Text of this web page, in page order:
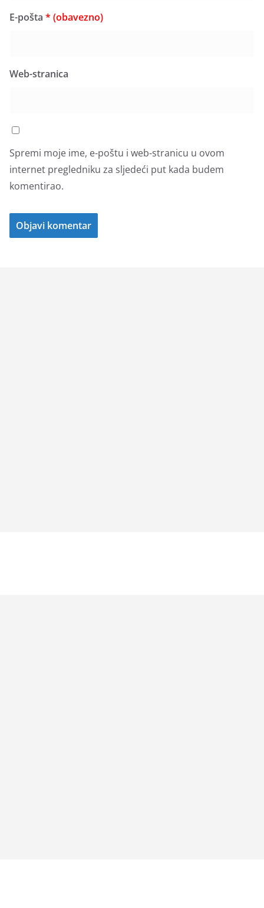
E-pošta * (obavezno)
Web-stranica
Spremi moje ime, e-poštu i web-stranicu u ovom
internet pregledniku za sljedeći put kada budem
komentirao.